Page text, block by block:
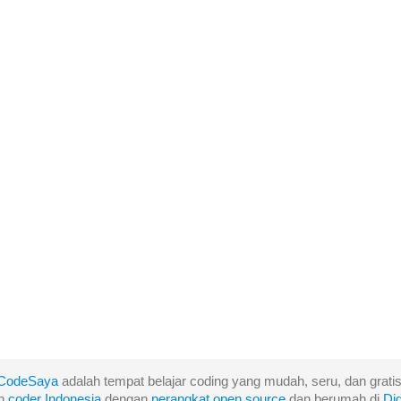
adalah tempat belajar coding yang mudah, seru, dan